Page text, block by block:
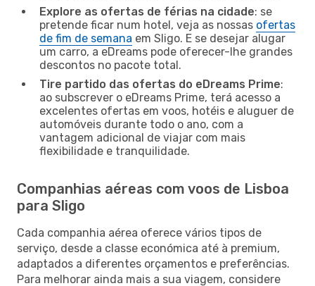
Explore as ofertas de férias na cidade: se
pretende ficar num hotel, veja as nossas ofertas
de fim de semana em Sligo. E se desejar alugar
um carro, a eDreams pode oferecer-lhe grandes
descontos no pacote total.
Tire partido das ofertas do eDreams Prime:
ao subscrever o eDreams Prime, terá acesso a
excelentes ofertas em voos, hotéis e aluguer de
automóveis durante todo o ano, com a
vantagem adicional de viajar com mais
flexibilidade e tranquilidade.
Companhias aéreas com voos de Lisboa
para Sligo
Cada companhia aérea oferece vários tipos de
serviço, desde a classe económica até à premium,
adaptados a diferentes orçamentos e preferências.
Para melhorar ainda mais a sua viagem, considere